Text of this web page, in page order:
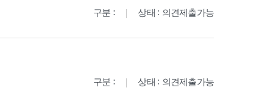
구분 : 상태 : 의견제출가능
구분 : 상태 : 의견제출가능